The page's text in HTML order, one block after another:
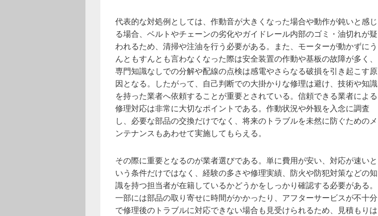
代表的な対処例としては、作動音が大きくなった場合や動作が鈍いと感じ
る場合、ベルトやチェーンの劣化やガイドレール内部のゴミ・油切れが疑
われるため、清掃や注油を行う必要がある。また、モーターが動かずにう
んともすんとも言わなくなった際は安全装置の作動や基板の故障が多く、
専門知識なしでの分解や配線の点検は感電やさらなる破損を引き起こす原
因となる。したがって、自己判断での大掛かりな修理は避け、技術や知識
を持った業者へ依頼することが重要とされている。信頼できる業者による
修理対応は非常に大切なポイントである。作動状況や外観を入念に調査
し、必要な部品の交換だけでなく、将来のトラブルを未然に防ぐためのメ
ンテナンスもあわせて実施してもらえる。
その際に重要となるのが業者選びである。単に費用が安い、対応が速いと
いう条件だけではなく、経験の多さや修理実績、防火や防犯対策などの知
識を持つ担当者が在籍しているかどうかをしっかり確認する必要がある。
一部には部品の取り寄せに時間がかかったり、アフターサービスが不十分
で修理後のトラブルに対応できない場合も見受けられるため、見積もりは